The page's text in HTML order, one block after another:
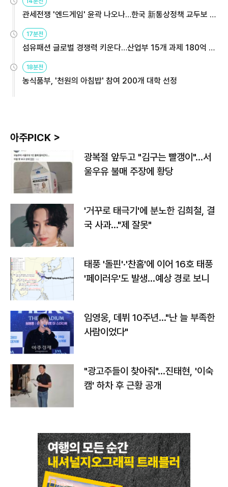
관세전쟁 '엔드게임' 윤곽 나오나…한국 新통상정책 교두보 활
17분전
섬유패션 글로벌 경쟁력 키운다…산업부 15개 과제 180억 지
18분전
농식품부, '천원의 아침밥' 참여 200개 대학 선정
아주PICK >
광복절 앞두고 "김구는 빨갱이"…서
울우유 불매 주장에 황당
'거꾸로 태극기'에 분노한 김희철, 결
국 사과…"제 잘못"
태풍 '돌핀'·'찬홈'에 이어 16호 태풍
'페이러우'도 발생…예상 경로 보니
임영웅, 데뷔 10주년…"난 늘 부족한
사람이었다"
"광고주들이 찾아줘"…진태현, '이숙
캠' 하차 후 근황 공개